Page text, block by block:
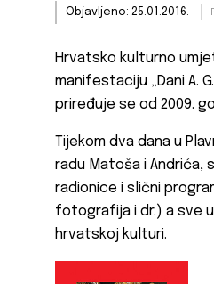
Objavljeno: 25.01.2016.
Hrvatsko kulturno
manifestaciju „Dani A.
priređuje se od 2009.
Tijekom dva dana u
radu Matoša i Andrića,
radionice i slični
fotografija i dr.) a sve
hrvatskoj kulturi.